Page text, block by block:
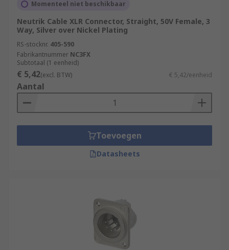
Momenteel niet beschikbaar
Neutrik Cable XLR Connector, Straight, 50V Female, 3
Way, Silver over Nickel Plating
RS-stocknr. 405-590
Fabrikantnummer NC3FX
Subtotaal (1 eenheid)
€ 5,42(excl. BTW) € 5,42/eenheid
Aantal
Toevoegen
Datasheets